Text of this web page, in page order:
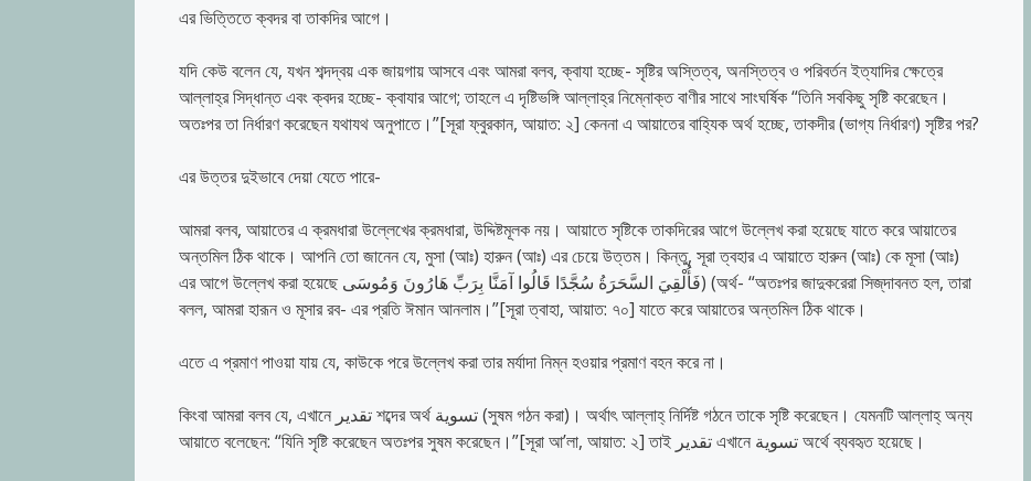
এর ভিত্তিতে ক্বদর বা তাকদির আগে।
যদি কেউ বলেন যে, যখন শব্দদ্বয় এক জায়গায় আসবে এবং আমরা বলব, ক্বাযা হচ্ছে- সৃষ্টির অস্তিত্ব, অনস্তিত্ব ও পরিবর্তন ইত্যাদির ক্ষেত্রে
আল্লাহ্‌র সিদ্ধান্ত এবং ক্বদর হচ্ছে- ক্বাযার আগে; তাহলে এ দৃষ্টিভঙ্গি আল্লাহ্‌র নিম্নোক্ত বাণীর সাথে সাংঘর্ষিক “তিনি সবকিছু সৃষ্টি করেছেন।
অতঃপর তা নির্ধারণ করেছেন যথাযথ অনুপাতে।”[সূরা ফ্বুরকান, আয়াত: ২] কেননা এ আয়াতের বাহ্যিক অর্থ হচ্ছে, তাকদীর (ভাগ্য নির্ধারণ) সৃষ্টির পর?
এর উত্তর দুইভাবে দেয়া যেতে পারে-
আমরা বলব, আয়াতের এ ক্রমধারা উল্লেখের ক্রমধারা, উদ্দিষ্টমূলক নয়। আয়াতে সৃষ্টিকে তাকদিরের আগে উল্লেখ করা হয়েছে যাতে করে আয়াতের
অন্তমিল ঠিক থাকে। আপনি তো জানেন যে, মুসা (আঃ) হারুন (আঃ) এর চেয়ে উত্তম। কিন্তু, সূরা ত্বহার এ আয়াতে হারুন (আঃ) কে মূসা (আঃ)
এর আগে উল্লেখ করা হয়েছে فَأُلْقِيَ السَّحَرَةُ سُجَّدًا قَالُوا آمَنَّا بِرَبِّ هَارُونَ وَمُوسَى) (অর্থ- “অতঃপর জাদুকরেরা সিজ্‌দাবনত হল, তারা
বলল, আমরা হারূন ও মূসার রব- এর প্রতি ঈমান আনলাম।”[সূরা ত্বাহা, আয়াত: ৭০] যাতে করে আয়াতের অন্তমিল ঠিক থাকে।
এতে এ প্রমাণ পাওয়া যায় যে, কাউকে পরে উল্লেখ করা তার মর্যাদা নিম্ন হওয়ার প্রমাণ বহন করে না।
কিংবা আমরা বলব যে, এখানে تقدير শব্দের অর্থ تسوية (সুষম গঠন করা)। অর্থাৎ আল্লাহ্‌ নির্দিষ্ট গঠনে তাকে সৃষ্টি করেছেন। যেমনটি আল্লাহ্‌ অন্য
আয়াতে বলেছেন: “যিনি সৃষ্টি করেছেন অতঃপর সুষম করেছেন।”[সূরা আ’লা, আয়াত: ২] তাই تقدير এখানে تسوية অর্থে ব্যবহৃত হয়েছে।